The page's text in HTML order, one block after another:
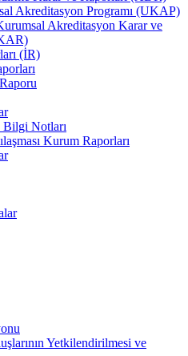
Akreditasyon Programı (UKAP)
Akreditasyon Karar ve
(İR)
Notları
Kurum Raporları
Yetkilendirilmesi ve